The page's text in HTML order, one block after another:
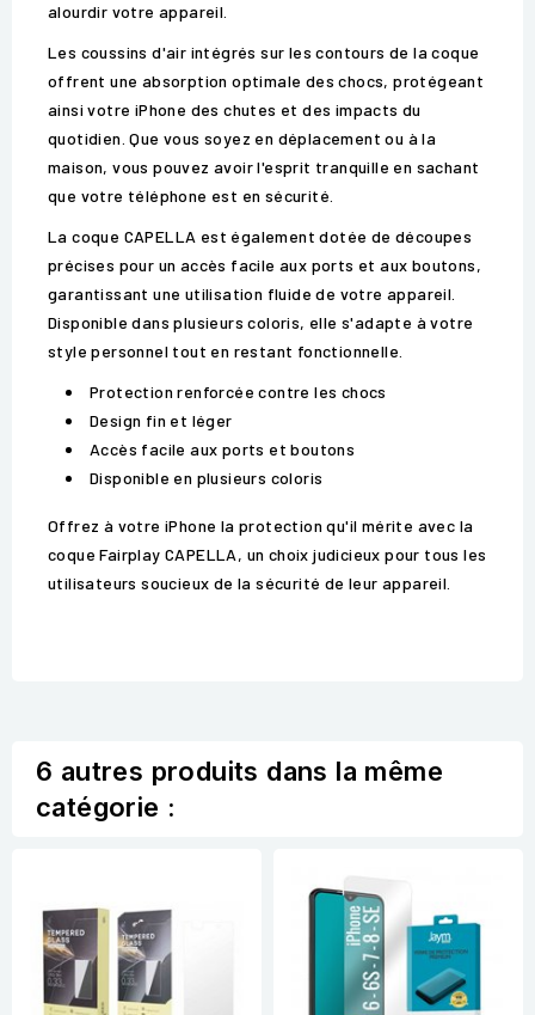
alourdir votre appareil.
Les coussins d'air intégrés sur les contours de la coque
offrent une absorption optimale des chocs, protégeant
ainsi votre iPhone des chutes et des impacts du
quotidien. Que vous soyez en déplacement ou à la
maison, vous pouvez avoir l'esprit tranquille en sachant
que votre téléphone est en sécurité.
La coque CAPELLA est également dotée de découpes
précises pour un accès facile aux ports et aux boutons,
garantissant une utilisation fluide de votre appareil.
Disponible dans plusieurs coloris, elle s'adapte à votre
style personnel tout en restant fonctionnelle.
Protection renforcée contre les chocs
Design fin et léger
Accès facile aux ports et boutons
Disponible en plusieurs coloris
Offrez à votre iPhone la protection qu'il mérite avec la
coque Fairplay CAPELLA, un choix judicieux pour tous les
utilisateurs soucieux de la sécurité de leur appareil.
6 autres produits dans la même
catégorie :